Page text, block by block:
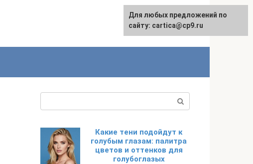
English
Какие тени подойдут к
голубым глазам: палитра
цветов и оттенков для
голубоглазых
Для любых предложений по
сайту: cartica@cp9.ru